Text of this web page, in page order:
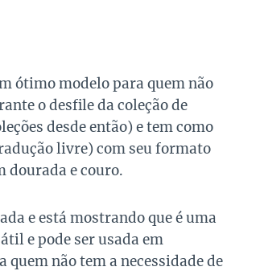
ótimo modelo para quem não
o desfile da coleção de
desde então) e tem como
livre) com seu formato
dourada e couro.
e está mostrando que é uma
e pode ser usada em
não tem a necessidade de